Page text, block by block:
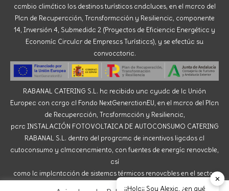
cambio climático los destinos turísticos andaluces, en el marco del
Plan de Recuperación, Transformación y Resiliencia, componente
14, Inversión 4, Submedida 2 (Proyectos de Eficiencia Energética y
Economía Circular de Empresas Turísticas), y se efectúa su
convocatoria.
RABANAL CATERING S.L. ha recibido una ayuda de la Unión
Europea con cargo al Fondo NextGenerationEU, en el marco del Plan
de Recuperación, Trasformación y Resiliencia,
para INSTALACIÓN FOTOVOLTAICA DE AUTOCONSUMO CATERING
RABANAL S.L. dentro del programa de incentivos ligados al
autoconsumo y almacenamiento, con fuentes de energía renovable,
así
como la implantación de sistemas térmicos renovables en el sector
residencial del Ministerio para la Transición Ecológica y el Reto
✕
¡¡Hola¡¡ Soy Alexia, ¿en qué